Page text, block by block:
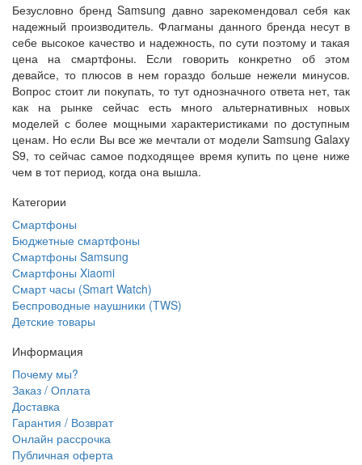
Безусловно бренд Samsung давно зарекомендовал себя как
надежный производитель. Флагманы данного бренда несут в
себе высокое качество и надежность, по сути поэтому и такая
цена на смартфоны. Если говорить конкретно об этом
девайсе, то плюсов в нем гораздо больше нежели минусов.
Вопрос стоит ли покупать, то тут однозначного ответа нет, так
как на рынке сейчас есть много альтернативных новых
моделей с более мощными характеристиками по доступным
ценам. Но если Вы все же мечтали от модели Samsung Galaxy
S9, то сейчас самое подходящее время купить по цене ниже
чем в тот период, когда она вышла.
Категории
Смартфоны
Бюджетные смартфоны
Смартфоны Samsung
Смартфоны Xiaomi
Смарт часы (Smart Watch)
Беспроводные наушники (TWS)
Детские товары
Информация
Почему мы?
Заказ / Оплата
Доставка
Гарантия / Возврат
Онлайн рассрочка
Публичная оферта